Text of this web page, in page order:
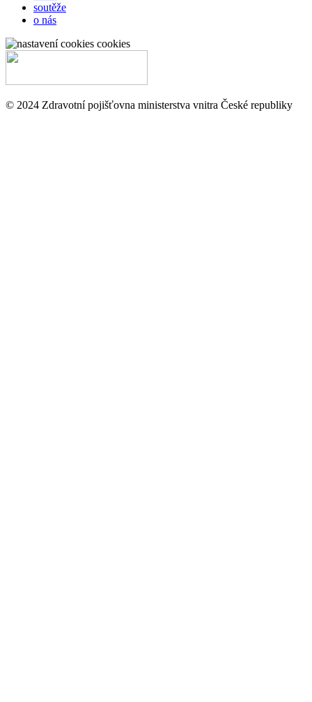
soutěže
o nás
cookies
© 2024 Zdravotní pojišťovna ministerstva vnitra České republiky